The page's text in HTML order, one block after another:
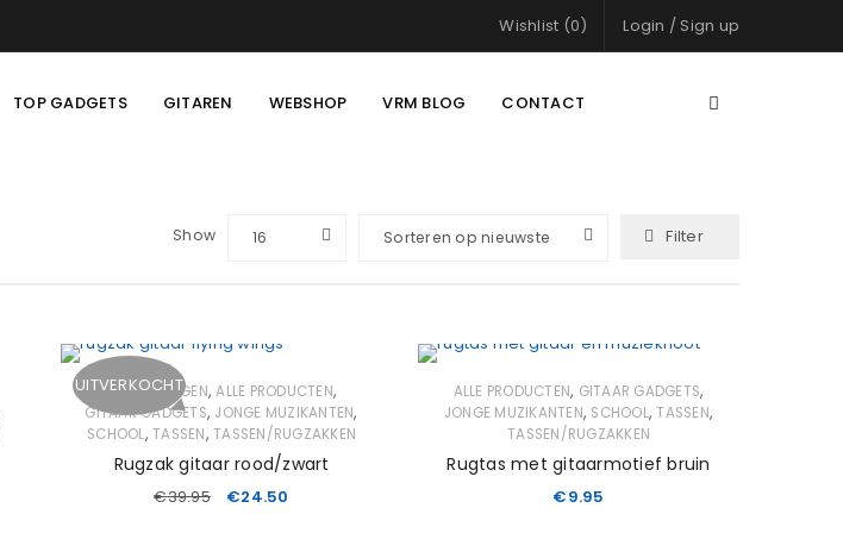
Login / Sign up
Wishlist (0)
TOP GADGETS GITAREN WEBSHOP VRM BLOG CONTACT
Filter
Sorteren op nieuwste
Show 16
UITVERKOCHT
AANBIEDINGEN,ALLE PRODUCTEN,
GITAAR GADGETS, JONGE MUZIKANTEN,
SCHOOL, TASSEN, TASSEN/RUGZAKKEN
Rugzak gitaar rood/zwart
€39.95 €24.50
ALLE PRODUCTEN, GITAAR GADGETS,
JONGE MUZIKANTEN, SCHOOL,TASSEN,
TASSEN/RUGZAKKEN
Rugtas met gitaarmotief bruin
€9.95